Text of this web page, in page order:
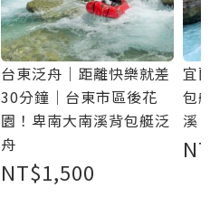
台東泛舟｜距離快樂就差
30分鐘｜台東市區後花
園！卑南大南溪背包艇泛
舟
NT$1,500
宜
包
溪